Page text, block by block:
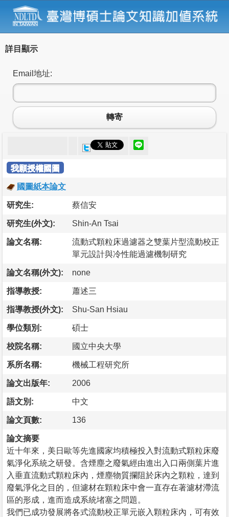
詳目顯示
Email地址:
轉寄
我願授權國圖
國圖紙本論文
研究生: 蔡信安
研究生(外文): Shin-An Tsai
論文名稱:
流動式顆粒床過濾器之雙葉片型流動校正
單元設計與冷性能過濾機制研究
論文名稱(外文): none
指導教授: 蕭述三
指導教授(外文): Shu-San Hsiau
學位類別: 碩士
校院名稱: 國立中央大學
系所名稱: 機械工程研究所
論文出版年: 2006
語文別: 中文
論文頁數: 136
論文摘要
近十年來，美日歐等先進國家均積極投入對流動式顆粒床廢
氣淨化系統之研發。含煙塵之廢氣經由進出入口兩側葉片進
入垂直流動式顆粒床內，煙塵物質攔阻於床內之顆粒，達到
廢氣淨化之目的，但濾材在顆粒床中會一直存在著濾材滯流
區的形成，進而造成系統堵塞之問題。
我們已成功發展將各式流動校正單元嵌入顆粒床內，可有效